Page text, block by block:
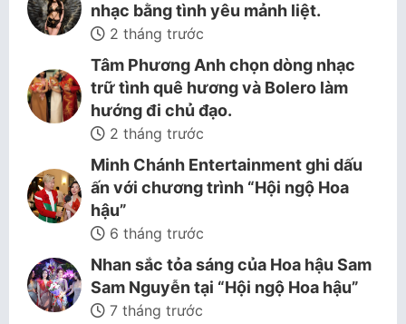
nhạc bằng tình yêu mảnh liệt.
2 tháng trước
Tâm Phương Anh chọn dòng nhạc
trữ tình quê hương và Bolero làm
hướng đi chủ đạo.
2 tháng trước
Minh Chánh Entertainment ghi dấu
ấn với chương trình “Hội ngộ Hoa
hậu”
6 tháng trước
Nhan sắc tỏa sáng của Hoa hậu Sam
Sam Nguyễn tại “Hội ngộ Hoa hậu”
7 tháng trước